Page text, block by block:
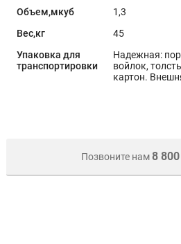
Объем,мкуб
1,3
Вес,кг
45
Упаковка для
транспортировки
Надежная:
войлок,
картон.
Позвоните нам8